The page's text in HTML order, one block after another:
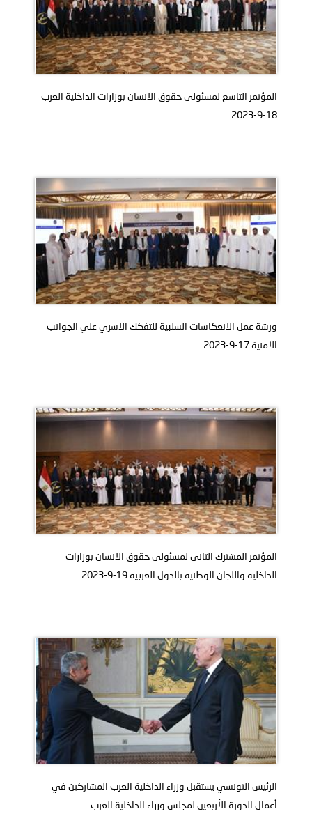
المؤتمر التاسع لمسئولى حقوق الانسان بوزارات الداخلية العرب
18-9-2023.
ورشة عمل الانعكاسات السلبية للتفكك الاسري علي الجوانب
الامنية 17-9-2023.
المؤتمر المشترك الثانى لمسئولى حقوق الانسان بوزارات
الداخليه واللجان الوطنيه بالدول العربيه 19-9-2023.
الرئيس التونسي يستقبل وزراء الداخلية العرب المشاركين في
أعمال الدورة الأربعين لمجلس وزراء الداخلية العرب